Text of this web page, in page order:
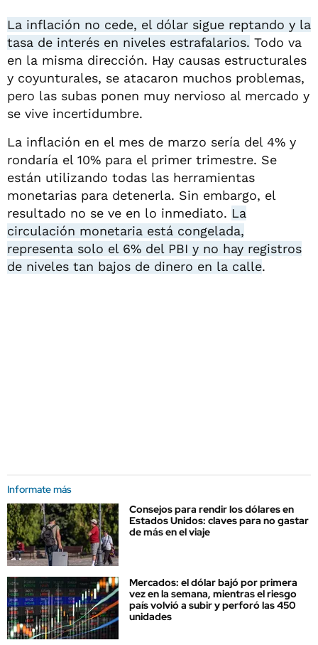
La inflación no cede, el dólar sigue reptando y la
tasa de interés en niveles estrafalarios. Todo va
en la misma dirección. Hay causas estructurales
y coyunturales, se atacaron muchos problemas,
pero las subas ponen muy nervioso al mercado y
se vive incertidumbre.
La inflación en el mes de marzo sería del 4% y
rondaría el 10% para el primer trimestre. Se
están utilizando todas las herramientas
monetarias para detenerla. Sin embargo, el
resultado no se ve en lo inmediato. La
circulación monetaria está congelada,
representa solo el 6% del PBI y no hay registros
de niveles tan bajos de dinero en la calle.
Informate más
Consejos para rendir los dólares en
Estados Unidos: claves para no gastar
de más en el viaje
Mercados: el dólar bajó por primera
vez en la semana, mientras el riesgo
país volvió a subir y perforó las 450
unidades